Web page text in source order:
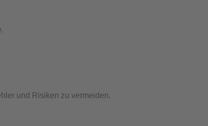
und Risiken zu vermeiden.